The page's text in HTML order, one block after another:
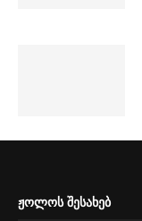
ᲟᲝᲚᲝᲡ ᲨᲔᲡᲐᲮᲔᲑ